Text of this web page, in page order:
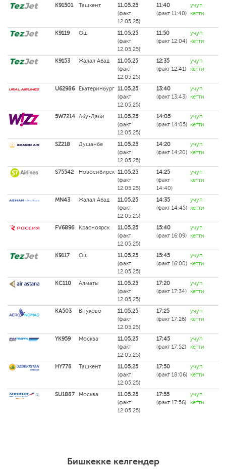
K91501 Ташкент
11.05.25
(факт
12.05.25)
11:40
(факт 11:40)
учуп
кетти
K9119 Ош
11.05.25
(факт
12.05.25)
11:50
(факт 12:04)
учуп
кетти
K9153 Жалал Абад
11.05.25
(факт
12.05.25)
12:35
(факт 12:41)
учуп
кетти
U62986 Екатеринбург 11.05.25
(факт
12.05.25)
13:40
(факт 13:43)
учуп
кетти
5W7214 Абу-Даби
11.05.25
(факт
12.05.25)
14:05
(факт 14:05)
учуп
кетти
SZ218 Душанбе
11.05.25
(факт
12.05.25)
14:20
(факт 14:20)
учуп
кетти
S75542 Новосибирск 11.05.25
(факт
12.05.25)
14:25
(факт
14:40)
учуп
кетти
MN43 Жалал Абад
11.05.25
(факт
12.05.25)
14:35
(факт 14:45)
учуп
кетти
FV6896 Красноярск
11.05.25
(факт
12.05.25)
15:40
(факт 16:09)
учуп
кетти
K9117 Ош
11.05.25
(факт
12.05.25)
15:45
(факт 16:00)
учуп
кетти
KC110 Алматы
11.05.25
(факт
12.05.25)
17:20
(факт 17:34)
учуп
кетти
KA503 Внуково
11.05.25
(факт
12.05.25)
17:25
(факт 17:26)
учуп
кетти
YK959 Москва
11.05.25
(факт
12.05.25)
17:45
(факт 17:52)
учуп
кетти
HY778 Ташкент
11.05.25
(факт
12.05.25)
17:50
(факт 18:06)
учуп
кетти
SU1887 Москва
11.05.25
(факт
12.05.25)
17:55
(факт 17:56)
учуп
кетти
Бишкекке келгендер